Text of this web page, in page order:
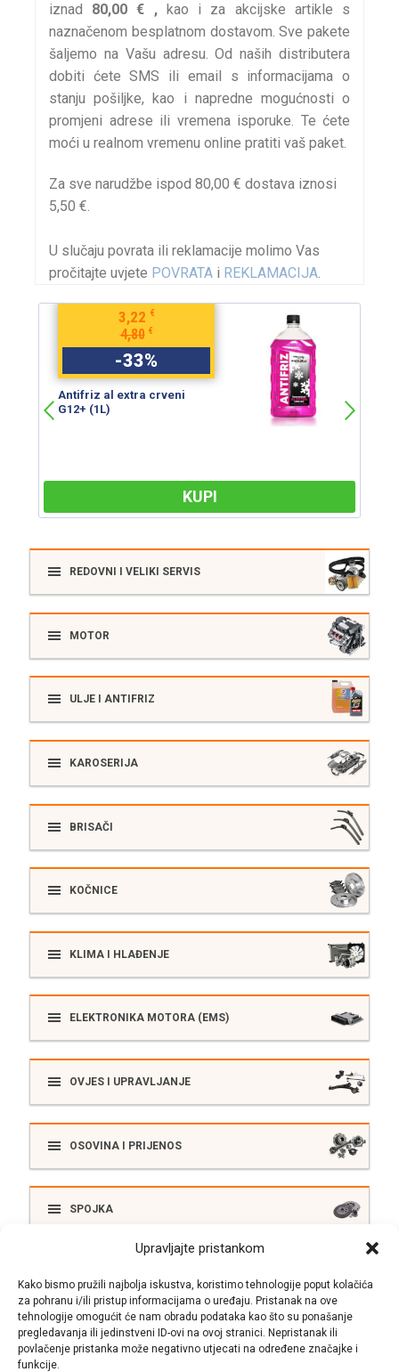
Upravljajte pristankom
Kako bismo pružili najbolja iskustva, koristimo tehnologije poput kolačića
za pohranu i/ili pristup informacijama o uređaju. Pristanak na ove
tehnologije omogućit će nam obradu podataka kao što su ponašanje
pregledavanja ili jedinstveni ID-ovi na ovoj stranici. Nepristanak ili
povlačenje pristanka može negativno utjecati na određene značajke i
funkcije.
iznad 80,00 € ,kao i za akcijske artikle s
naznačenom besplatnom dostavom. Sve pakete
šaljemo na Vašu adresu. Od naših distributera
dobiti ćete SMS ili email s informacijama o
stanju pošiljke, kao i napredne mogućnosti o
promjeni adrese ili vremena isporuke. Te ćete
moći u realnom vremenu online pratiti vaš paket.
Za sve narudžbe ispod 80,00 € dostava iznosi
5,50 €.
U slučaju povrata ili reklamacije molimo Vas
pročitajte uvjete POVRATA i REKLAMACIJA.
4,80 €
3,22 €
-33%
Antifriz al extra crveni
G12+ (1L)
KUPI
REDOVNI I VELIKI SERVIS
MOTOR
ULJE I ANTIFRIZ
KAROSERIJA
BRISAČI
KOČNICE
KLIMA I HLAĐENJE
ELEKTRONIKA MOTORA (EMS)
OVJES I UPRAVLJANJE
OSOVINA I PRIJENOS
SPOJKA
SUSTAV ISPUŠNIH PLINOVA